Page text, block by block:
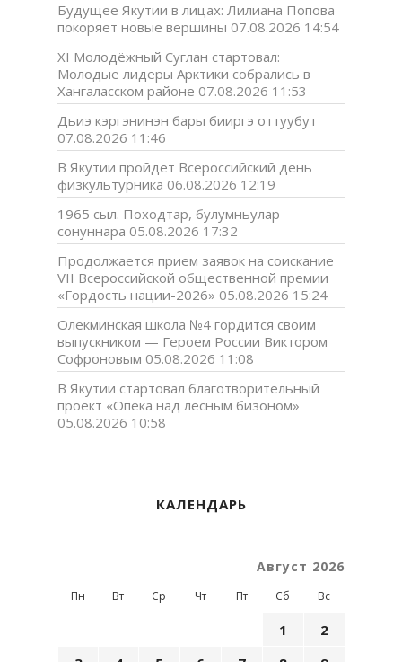
Будущее Якутии в лицах: Лилиана Попова
покоряет новые вершины 07.08.2026 14:54
XI Молодёжный Суглан стартовал:
Молодые лидеры Арктики собрались в
Хангаласском районе 07.08.2026 11:53
Дьиэ кэргэнинэн бары бииргэ оттуубут
07.08.2026 11:46
В Якутии пройдет Всероссийский день
физкультурника 06.08.2026 12:19
1965 сыл. Походтар, булумньулар
сонуннара 05.08.2026 17:32
Продолжается прием заявок на соискание
VII Всероссийской общественной премии
«Гордость нации-2026» 05.08.2026 15:24
Олекминская школа №4 гордится своим
выпускником — Героем России Виктором
Софроновым 05.08.2026 11:08
В Якутии стартовал благотворительный
проект «Опека над лесным бизоном»
05.08.2026 10:58
КАЛЕНДАРЬ
Август 2026
Пн Вт Ср Чт Пт Сб Вс
1
2